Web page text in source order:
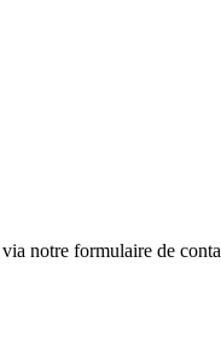
notre formulaire de